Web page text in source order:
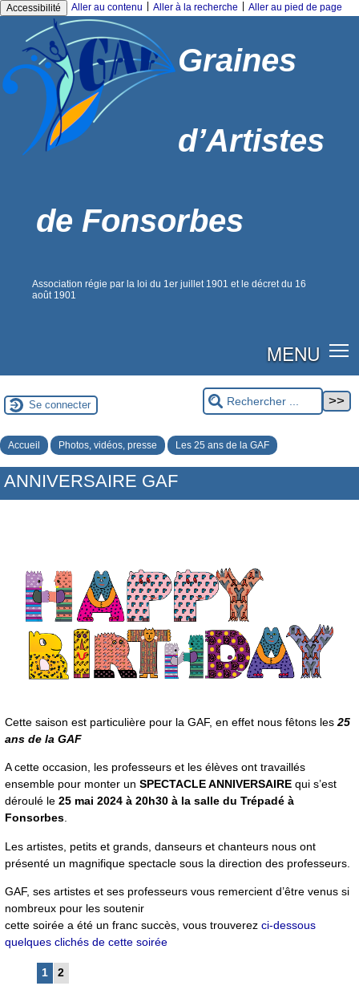
Accessibilité Aller au contenu Aller à la recherche Aller au pied de page
Graines
d’Artistes
de Fonsorbes
Association régie par la loi du 1er juillet 1901 et le décret du 16
août 1901
MENU
Se connecter
Accueil Photos, vidéos, presse Les 25 ans de la GAF
ANNIVERSAIRE GAF
Cette saison est particulière pour la GAF, en effet nous fêtons les 25
ans de la GAF
A cette occasion, les professeurs et les élèves ont travaillés
ensemble pour monter un SPECTACLE ANNIVERSAIRE qui s’est
déroulé le 25 mai 2024 à 20h30 à la salle du Trépadé à
Fonsorbes.
Les artistes, petits et grands, danseurs et chanteurs nous ont
présenté un magnifique spectacle sous la direction des professeurs.
GAF, ses artistes et ses professeurs vous remercient d’être venus si
nombreux pour les soutenir
cette soirée a été un franc succès, vous trouverez ci-dessous
quelques clichés de cette soirée
1 2